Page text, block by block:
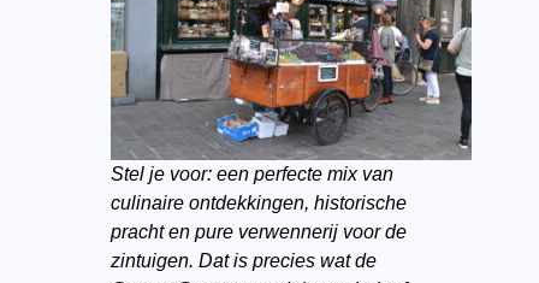
Stel je voor: een perfecte mix van
culinaire ontdekkingen, historische
pracht en pure verwennerij voor de
zintuigen. Dat is precies wat de